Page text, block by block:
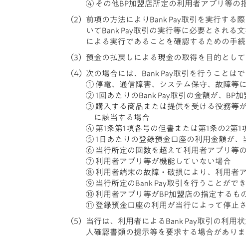
④ その他BP加盟店所定の利用者アプリ等の
前項の方法によりBank Pay取引を実行する
いてBank Pay取引の実行等に必要とされる
による実行であることを確認するための手
預金の払戻しによる現金の取得を目的とし
次の場合には、Bank Pay取引を行うことはで
① 停電、通信障害、システム保守、故障等
② 1回あたりのBank Pay取引の金額が、BP
③ 購入する商品または提供を受ける役務等
に該当する場合
④ 第1条第1項各号の但書または第1条の2第1
⑤ 1日あたりの登録預金口座の利用金額が、
⑥ 当行所定の回数を超えて利用者アプリ等
⑦ 利用者アプリ等が機能していない場合
⑧ 利用者端末の故障・破損により、利用者
⑨ 当行所定のBank Pay取引を行うことがで
⑩ 利用者アプリ等がBP加盟店の指定するも
⑪ 登録預金口座の利用が当行によって停止
当行は、利用者によるBank Pay取引の利用
人確認書類の提示等を要求する場合がありま